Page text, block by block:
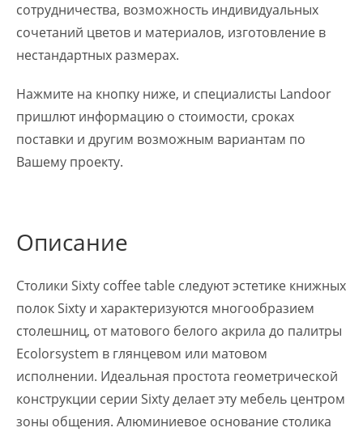
сотрудничества, возможность индивидуальных
сочетаний цветов и материалов, изготовление в
нестандартных размерах.
Нажмите на кнопку ниже, и специалисты Landoor
пришлют информацию о стоимости, сроках
поставки и другим возможным вариантам по
Вашему проекту.
Описание
Столики Sixty coffee table следуют эстетике книжных
полок Sixty и характеризуются многообразием
столешниц, от матового белого акрила до палитры
Ecolorsystem в глянцевом или матовом
исполнении. Идеальная простота геометрической
конструкции серии Sixty делает эту мебель центром
зоны общения. Алюминиевое основание столика